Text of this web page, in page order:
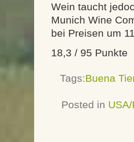
Wein taucht
Munich Wine
bei Preisen um
18,3 / 95 Punkte
Tags:Buena
Posted in